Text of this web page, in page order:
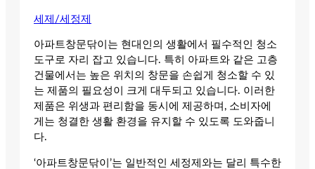
세제/세정제
아파트창문닦이는 현대인의 생활에서 필수적인 청소
도구로 자리 잡고 있습니다. 특히 아파트와 같은 고층
건물에서는 높은 위치의 창문을 손쉽게 청소할 수 있
는 제품의 필요성이 크게 대두되고 있습니다. 이러한
제품은 위생과 편리함을 동시에 제공하며, 소비자에
게는 청결한 생활 환경을 유지할 수 있도록 도와줍니
다.
‘아파트창문닦이’는 일반적인 세정제와는 달리 특수한